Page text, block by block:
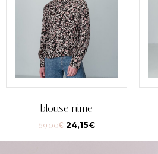
blouse nime
69,00€ 24,15€